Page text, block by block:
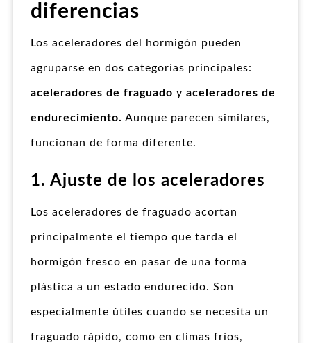
diferencias
Los aceleradores del hormigón pueden
agruparse en dos categorías principales:
aceleradores de fraguado y aceleradores de
endurecimiento. Aunque parecen similares,
funcionan de forma diferente.
1. Ajuste de los aceleradores
Los aceleradores de fraguado acortan
principalmente el tiempo que tarda el
hormigón fresco en pasar de una forma
plástica a un estado endurecido. Son
especialmente útiles cuando se necesita un
fraguado rápido, como en climas fríos,